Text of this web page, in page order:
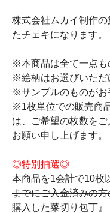
株式会社ムカイ制作
たチェキになります。
※本商品は全て一点も
※絵柄はお選びいただ
※サンプルのものがお
※1枚単位での販売商
は、ご希望の枚数を
お願い申し上げます。
◎特別抽選◎
本商品を1会計で10枚
までにご入金済みの
購入した菜切り包丁